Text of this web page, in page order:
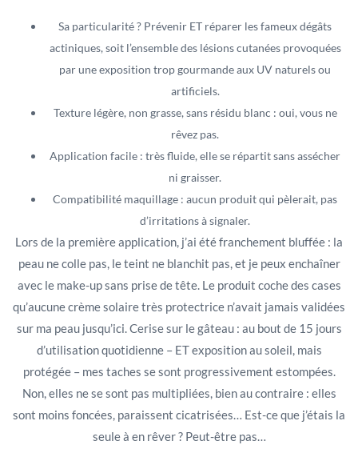
Sa particularité ? Prévenir ET réparer les fameux dégâts
actiniques, soit l’ensemble des lésions cutanées provoquées
par une exposition trop gourmande aux UV naturels ou
artificiels.
Texture légère, non grasse, sans résidu blanc : oui, vous ne
rêvez pas.
Application facile : très fluide, elle se répartit sans assécher
ni graisser.
Compatibilité maquillage : aucun produit qui pèlerait, pas
d’irritations à signaler.
Lors de la première application, j’ai été franchement bluffée : la
peau ne colle pas, le teint ne blanchit pas, et je peux enchaîner
avec le make-up sans prise de tête. Le produit coche des cases
qu’aucune crème solaire très protectrice n’avait jamais validées
sur ma peau jusqu’ici. Cerise sur le gâteau : au bout de 15 jours
d’utilisation quotidienne – ET exposition au soleil, mais
protégée – mes taches se sont progressivement estompées.
Non, elles ne se sont pas multipliées, bien au contraire : elles
sont moins foncées, paraissent cicatrisées… Est-ce que j’étais la
seule à en rêver ? Peut-être pas…